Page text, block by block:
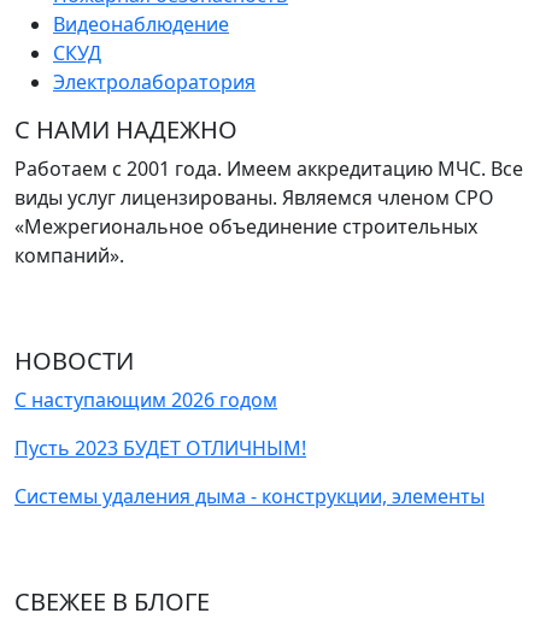
Видеонаблюдение
СКУД
Электролаборатория
С НАМИ НАДЕЖНО
Работаем с 2001 года. Имеем аккредитацию МЧС. Все
виды услуг лицензированы. Являемся членом СРО
«Межрегиональное объединение строительных
компаний».
НОВОСТИ
С наступающим 2026 годом
Пусть 2023 БУДЕТ ОТЛИЧНЫМ!
Системы удаления дыма - конструкции, элементы
СВЕЖЕЕ В БЛОГЕ